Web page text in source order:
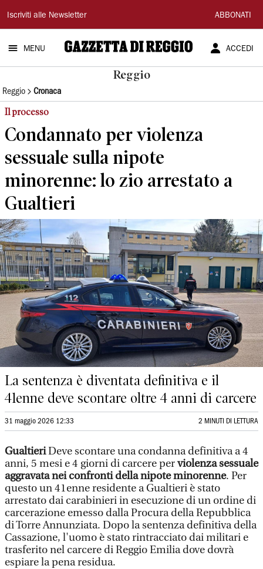
Gazzetta
di
Reggio
Iscriviti alle Newsletter ABBONATI
MENU ACCEDI
Reggio
Reggio Cronaca
Il processo
Condannato per violenza
sessuale sulla nipote
minorenne: lo zio arrestato a
Gualtieri
La sentenza è diventata definitiva e il
41enne deve scontare oltre 4 anni di carcere
31 maggio 2026 12:33 2 MINUTI DI LETTURA
GualtieriDeve scontare una condanna definitiva a 4
anni, 5 mesi e 4 giorni di carcere perviolenza sessuale
aggravata nei confronti della nipote minorenne. Per
questo un 41enne residente a Gualtieri è stato
arrestato dai carabinieri in esecuzione di un ordine di
carcerazione emesso dalla Procura della Repubblica
di Torre Annunziata. Dopo la sentenza definitiva della
Cassazione, l'uomo è stato rintracciato dai militari e
trasferito nel carcere di Reggio Emilia dove dovrà
espiare la pena residua.